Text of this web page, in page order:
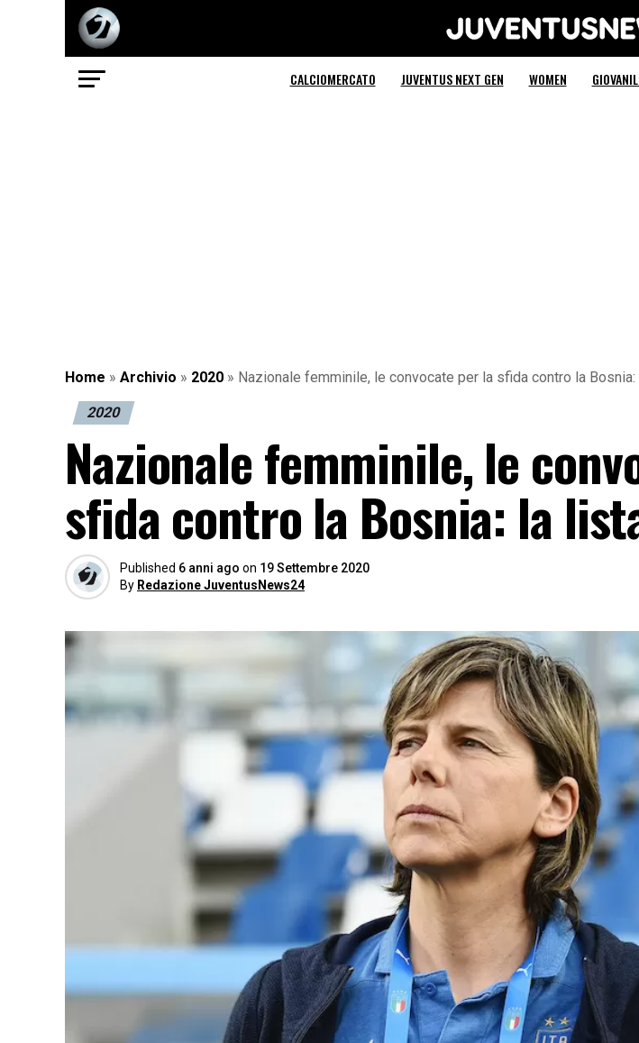
Juventus
CALCIOMERCATO JUVENTUS NEXT GEN WOMEN
Home » Archivio » 2020 » Nazionale femminile, le convocate per la sfida contro la
2020
Nazionale femminile, le
sfida contro la Bosnia: la
Published 6 anni ago on 19 Settembre 2020
By Redazione JuventusNews24